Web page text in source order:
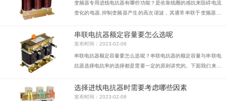
变频器专用进线电抗器有哪些功能？是依靠线圈的感抗来阻碍电流
变化的电器,抑制变频器产生的高次谐波，其通常串联于变频器进
串联电抗器额定容量要怎么选呢
发布时间：2023-02-08
串联电抗器额定容量要怎么选呢？串联电抗器的额定容量与串联电
抗器选择电抗率的选择都是需要一定的原则讲究的。下面我们来具
选择进线电抗器时需要考虑哪些因素
发布时间：2023-02-08